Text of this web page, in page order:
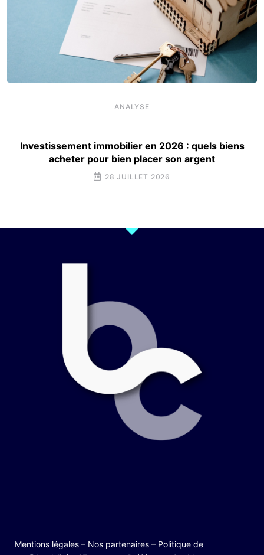
ANALYSE
Investissement immobilier en 2026 : quels biens
acheter pour bien placer son argent
28 JUILLET 2026
Mentions légales – Nos partenaires – Politique de